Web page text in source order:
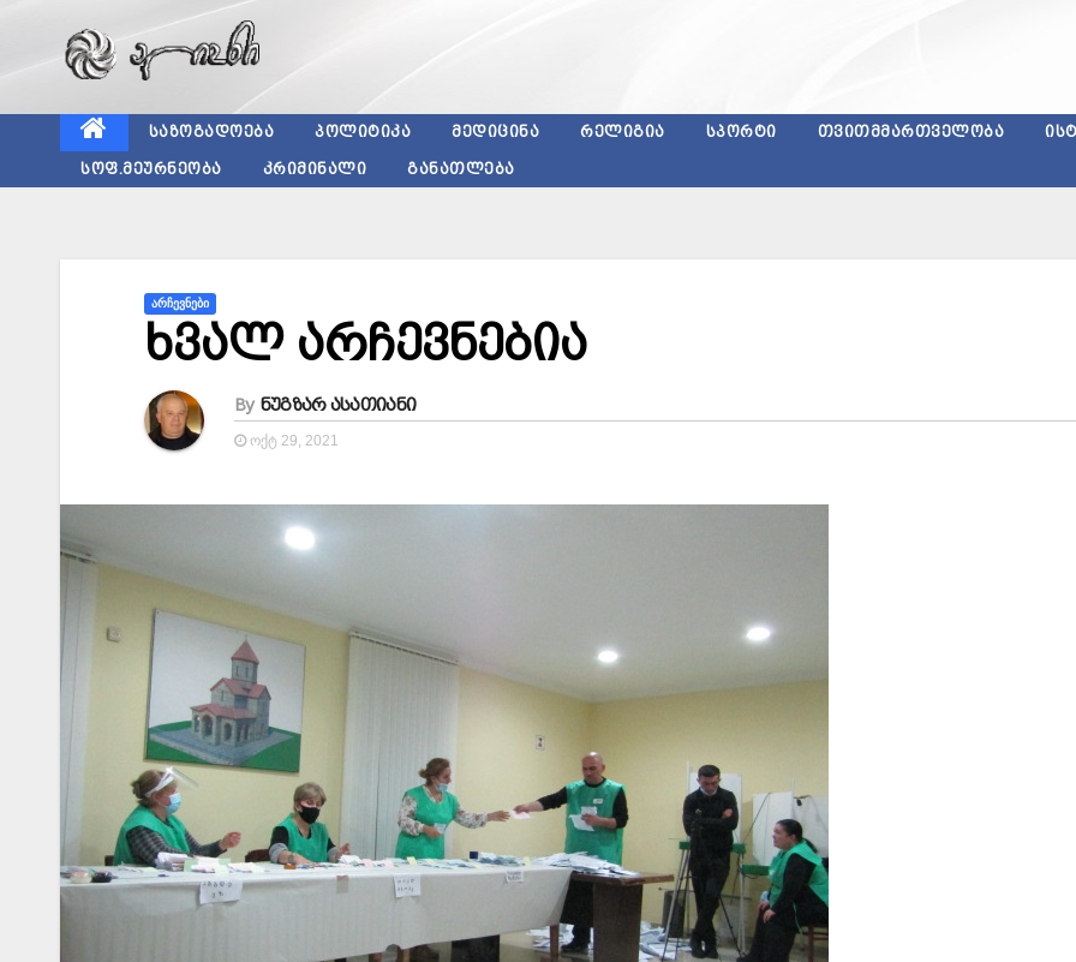
ᲡᲐᲖᲝᲒᲐᲓᲝᲔᲑᲐ ᲞᲝᲚᲘᲢᲘᲙᲐ ᲛᲔᲓᲘᲪᲘᲜᲐ ᲠᲔᲚᲘᲒᲘᲐ ᲡᲞᲝᲠᲢᲘ ᲗᲕᲘᲗᲛᲛᲐᲠᲗᲕᲔᲚᲝᲑᲐ
ᲡᲝᲤ.ᲛᲔᲣᲠᲜᲔᲝᲑᲐ ᲙᲠᲘᲛᲘᲜᲐᲚᲘ ᲒᲐᲜᲐᲗᲚᲔᲑᲐ
ᲐᲠᲩᲔᲕᲜᲔᲑᲘ
ხვალ არჩევნებია
By ნუგზარ ასათიანი
ᲝᲥᲢ 29, 2021